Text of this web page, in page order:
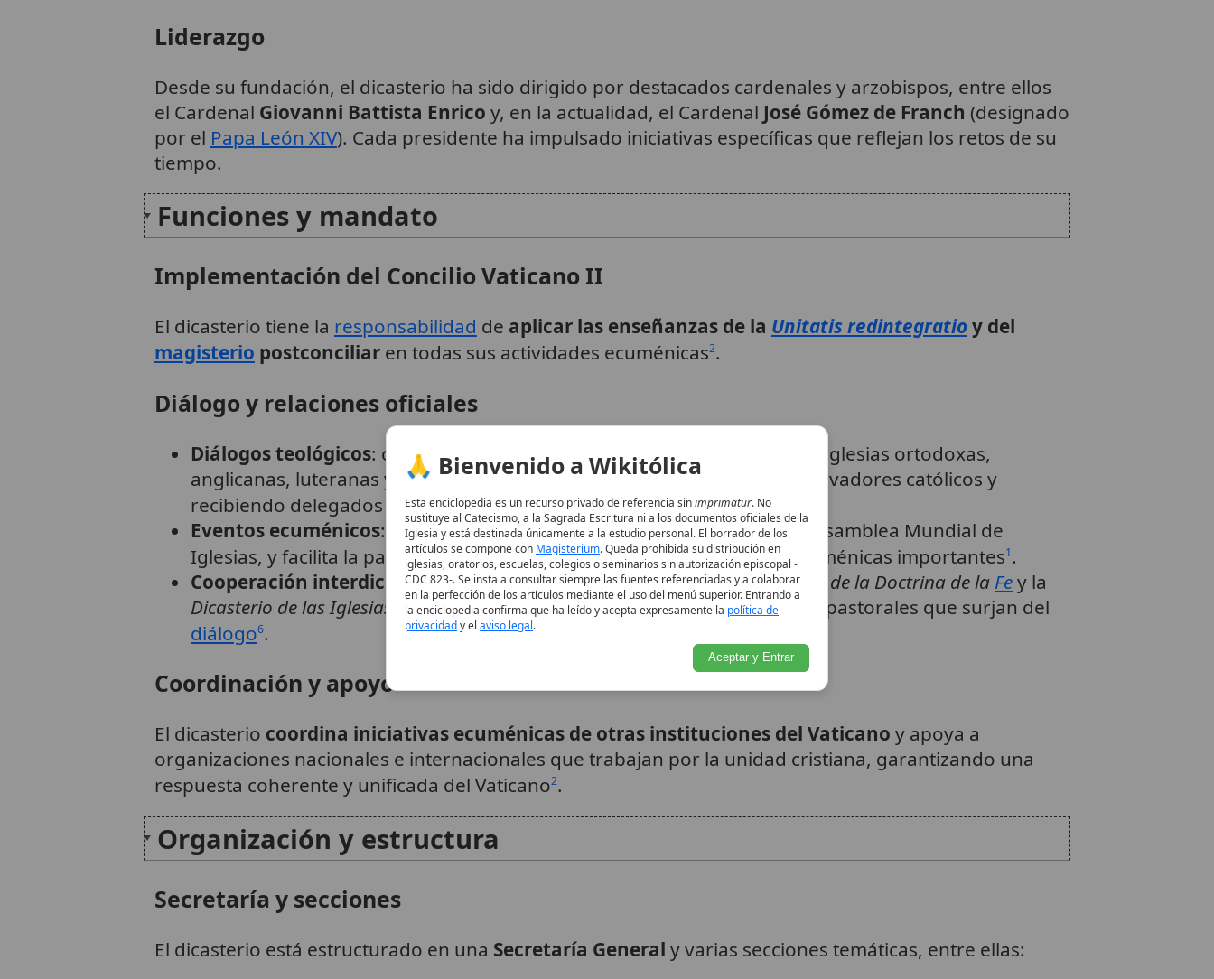
Liderazgo
Desde su fundación, el dicasterio ha sido dirigido por destacados cardenales y arzobispos, entre ellos
el Cardenal Giovanni Battista Enrico y, en la actualidad, el Cardenal José Gómez de Franch (designado
por el Papa León XIV). Cada presidente ha impulsado iniciativas específicas que reflejan los retos de su
tiempo.
Funciones y mandato
Implementación del Concilio Vaticano II
El dicasterio tiene la responsabilidad de aplicar las enseñanzas de la Unitatis redintegratioy del
magisterio postconciliaren todas sus actividades ecuménicas2.
Diálogo y relaciones oficiales
Diálogos teológicos: organiza y supervisa conversaciones oficiales con iglesias ortodoxas,
anglicanas, luteranas y otras comunidades cristianas, designando observadores católicos y
recibiendo delegados de otras iglesias5.
Eventos ecuménicos: promueve encuentros internacionales, como la Asamblea Mundial de
Iglesias, y facilita la participación de laIglesiaCatólica en reuniones ecuménicas importantes1.
Cooperación interdicasterial: colabora estrechamente con laDicasterio de la Doctrina de la Fey la
Dicasterio de las Iglesias Orientalespara abordar cuestiones doctrinales y pastorales que surjan del
diálogo6.
Coordinación y apoyo
El dicasterio coordina iniciativas ecuménicas de otras instituciones del Vaticano y apoya a
organizaciones nacionales e internacionales que trabajan por la unidad cristiana, garantizando una
respuesta coherente y unificada del Vaticano2.
Organización y estructura
Secretaría y secciones
El dicasterio está estructurado en una Secretaría General y varias secciones temáticas, entre ellas:
🙏 Bienvenido a Wikitólica
Esta enciclopedia es un recurso privado de referencia sinimprimatur. No
sustituye al Catecismo, a la Sagrada Escritura ni a los documentos oficiales de la
Iglesia y está destinada únicamente a la estudio personal. El borrador de los
artículos se compone con Magisterium. Queda prohibida su distribución en
iglesias, oratorios, escuelas, colegios o seminarios sin autorización episcopal -
CDC 823-. Se insta a consultar siempre las fuentes referenciadas y a colaborar
en la perfección de los artículos mediante el uso del menú superior. Entrando a
la enciclopedia confirma que ha leído y acepta expresamente la política de
privacidady el aviso legal.
Aceptar y Entrar